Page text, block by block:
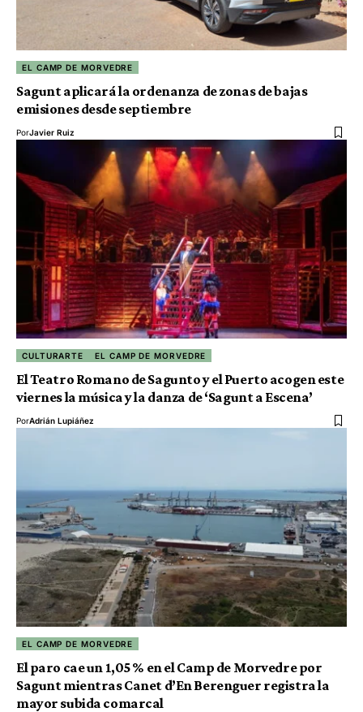
EL CAMP DE MORVEDRE
Sagunt aplicará la ordenanza de zonas de bajas
emisiones desde septiembre
PorJavier Ruiz
CULTURARTE EL CAMP DE MORVEDRE
El Teatro Romano de Sagunto y el Puerto acogen este
viernes la música y la danza de ‘Sagunt a Escena’
PorAdrián Lupiáñez
EL CAMP DE MORVEDRE
El paro cae un 1,05 % en el Camp de Morvedre por
Sagunt mientras Canet d’En Berenguer registra la
mayor subida comarcal